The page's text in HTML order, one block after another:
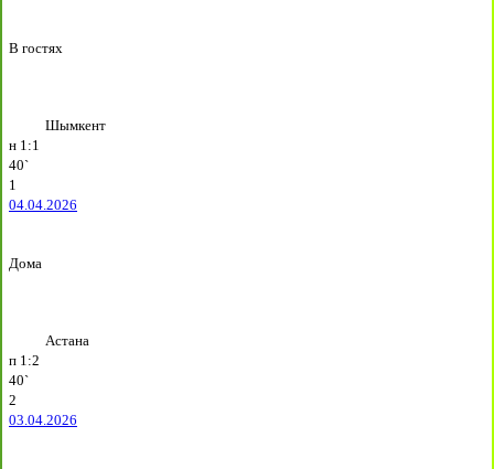
В гостях
Шымкент
н 1:1
40`
1
04.04.2026
Дома
Астана
п 1:2
40`
2
03.04.2026